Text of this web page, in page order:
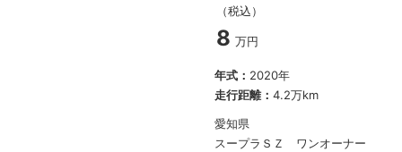
（税込）
8 万円
年式： 2020年
走行距離： 4.2万km
愛知県
スープラＳＺ ワンオーナー